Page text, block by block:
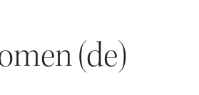
(de)